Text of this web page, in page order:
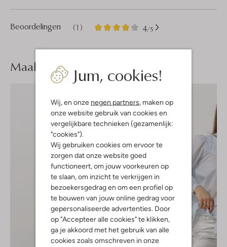
Jum, cookies!
Wij, en onze negen partners , maken op
onze website gebruik van cookies en
vergelijkbare technieken (gezamenlijk:
"cookies").
Wij gebruiken cookies om ervoor te
zorgen dat onze website goed
functioneert, om jouw voorkeuren op
te slaan, om inzicht te verkrijgen in
bezoekersgedrag en om een profiel op
te bouwen van jouw online gedrag voor
gepersonaliseerde advertenties. Door
op "Accepteer alle cookies" te klikken,
ga je akkoord met het gebruik van alle
cookies zoals omschreven in onze
Beoordelingen (1) 4/5
1
4
Maak je look compleet